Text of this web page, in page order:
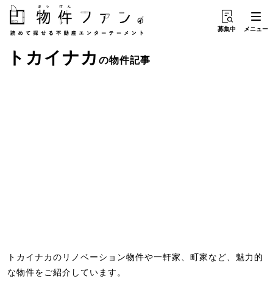
募集中 メニュー
トカイナカ の物件記事
トカイナカのリノベーション物件や一軒家、町家など、魅力的
な物件をご紹介しています。